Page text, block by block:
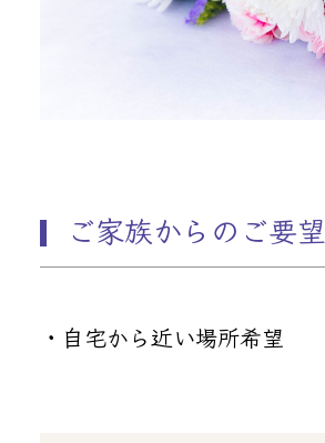
ご家族からのご要望
・自宅から近い場所希望